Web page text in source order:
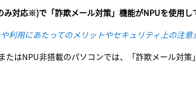
対応※)で「詐欺メール対策」機能がNPUを使用し
利用にあたってのメリットやセキュリティ上の注意
はNPU非搭載のパソコンでは、「詐欺メール対策